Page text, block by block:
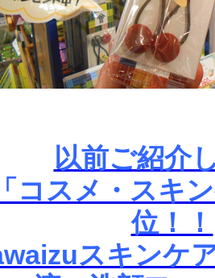
以前ご紹介
コスメ・スキ
位！！
スキンケ